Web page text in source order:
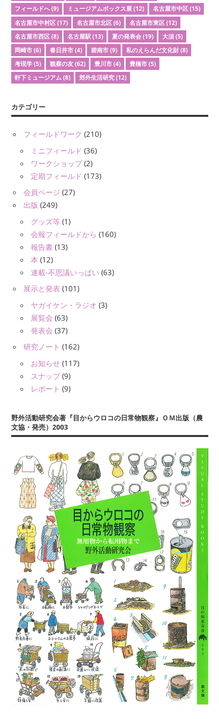
フィールドへ(9) ミュージアムボックス展(12) 名古屋市中区(15)
名古屋市中村区(17) 名古屋市北区(6) 名古屋市東区(12)
名古屋市西区(8) 名古屋駅(13) 夏の発表会(19) 大須(5)
岡崎市(6) 春日井市(4) 碧南市(9) 私のえらんだ文化財(8)
考現学(5) 観察の友(62) 豊川市(4) 豊橋市(5)
軒下ミュージアム(8) 郊外生活研究(12)
カテゴリー
フィールドワーク (210)
ミニフィールド (36)
ワークショップ(2)
定期フィールド (173)
会員ページ (27)
出版 (249)
グッズ等 (1)
会報フィールドから (160)
報告書 (13)
本 (12)
連載-不思議いっぱい (63)
展示と発表 (101)
ヤガイケン・ラジオ (3)
展覧会 (63)
発表会 (37)
研究ノート (162)
お知らせ (117)
スナップ(9)
レポート (9)
野外活動研究会著『目からウロコの日常物観察』ＯＭ出版（農
文協・発売）2003